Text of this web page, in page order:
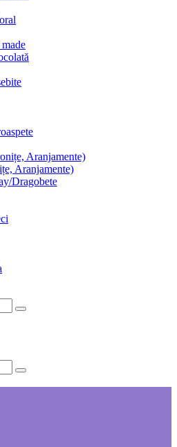
Aranjamente)
Aranjamente)
Dragobete